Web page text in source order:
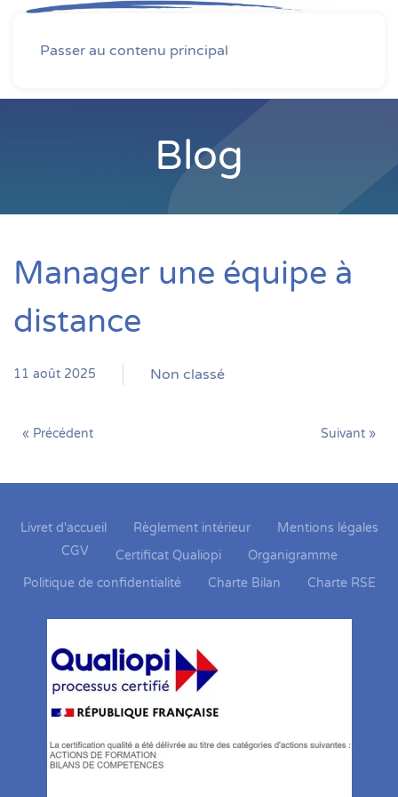
Passer au contenu principal
Blog
Manager une équipe à
distance
11 août 2025 Non classé
« Précédent Suivant »
Livret d'accueil Règlement intérieur
Mentions légales
CGV
Certificat Qualiopi
Organigramme
Politique de confidentialité
Charte Bilan Charte RSE